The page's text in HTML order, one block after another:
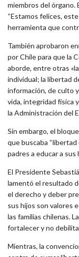
miembros del órgano.
“Estamos felices,
herramienta que
También aprobaron
por Chile para que la
aborde, entre otras
individual; la libertad
información, de culto
vida, integridad física
la Administración del
Sin embargo, el
que buscaba
padres a educar a sus
El Presidente
lamentó el resultado
el derecho y deber
sus hijos son valores
las familias chilenas.
fortalecer y no
Mientras, la